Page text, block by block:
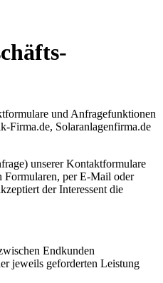
und Anfragefunktionen
Firma.de, Solaranlagenfirma.de
unserer Kontaktformulare
Formularen, per E-Mail oder
der Interessent die
Endkunden
jeweils geforderten Leistung